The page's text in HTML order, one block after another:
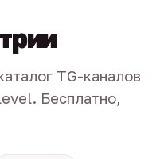
TG-каналов
Бесплатно,